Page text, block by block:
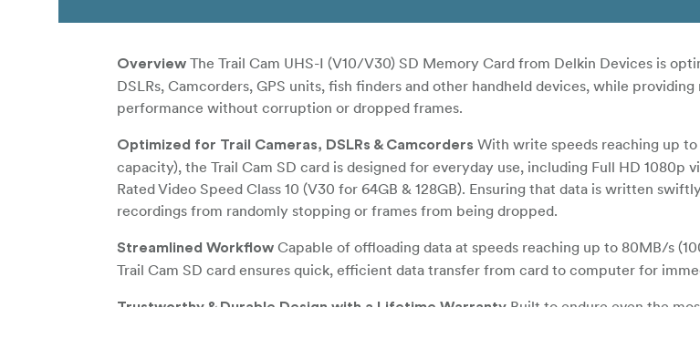
Overview The Trail Cam UHS-I (V10/V30) SD Memory Card from Delkin Devices is
DSLRs, Camcorders, GPS units, fish finders and other handheld devices, while
performance without corruption or dropped frames.
Optimized for Trail Cameras, DSLRs & Camcorders With write speeds reaching up
capacity), the Trail Cam SD card is designed for everyday use, including Full HD 1080p
Rated Video Speed Class 10 (V30 for 64GB & 128GB). Ensuring that data is written
recordings from randomly stopping or frames from being dropped.
Streamlined Workflow Capable of offloading data at speeds reaching up to 80MB/s
Trail Cam SD card ensures quick, efficient data transfer from card to computer for
Trustworthy & Durable Design with a Lifetime Warranty Built to endure even the